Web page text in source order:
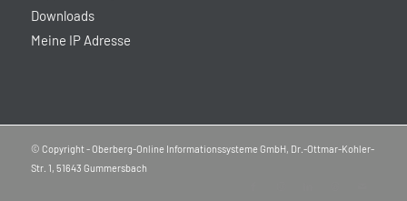
Downloads
Meine IP Adresse
© Copyright - Oberberg-Online Informationssysteme GmbH, Dr.-Ottmar-Kohler-
Str. 1, 51643 Gummersbach